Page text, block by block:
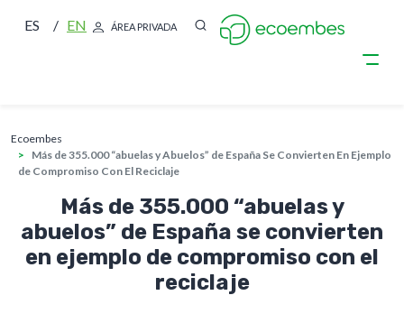
Pasar al contenido principal
ES EN ÁREA PRIVADA
sobrescribir enlaces de ayuda a la
ecoembes
Más de 355.000 “abuelas y Abuelos” de España Se Convierten En Ejemplo
de Compromiso Con El Reciclaje
Más de 355.000 “abuelas y
abuelos” de España se convierten
en ejemplo de compromiso con el
reciclaje